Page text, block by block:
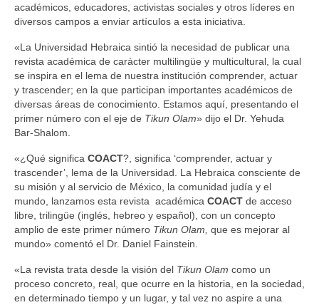
académicos, educadores, activistas sociales y otros líderes en
diversos campos a enviar artículos a esta iniciativa.
«La Universidad Hebraica sintió la necesidad de publicar una
revista académica de carácter multilingüe y multicultural, la cual
se inspira en el lema de nuestra institución comprender, actuar
y trascender; en la que participan importantes académicos de
diversas áreas de conocimiento. Estamos aquí, presentando el
primer número con el eje de Tikun Olam» dijo el Dr. Yehuda
Bar-Shalom.
«¿Qué significa COACT?, significa ‘comprender, actuar y
trascender’, lema de la Universidad. La Hebraica consciente de
su misión y al servicio de México, la comunidad judía y el
mundo, lanzamos esta revista académica COACT de acceso
libre, trilingüe (inglés, hebreo y español), con un concepto
amplio de este primer número Tikun Olam, que es mejorar al
mundo» comentó el Dr. Daniel Fainstein.
«La revista trata desde la visión del Tikun Olam como un
proceso concreto, real, que ocurre en la historia, en la sociedad,
en determinado tiempo y un lugar, y tal vez no aspire a una